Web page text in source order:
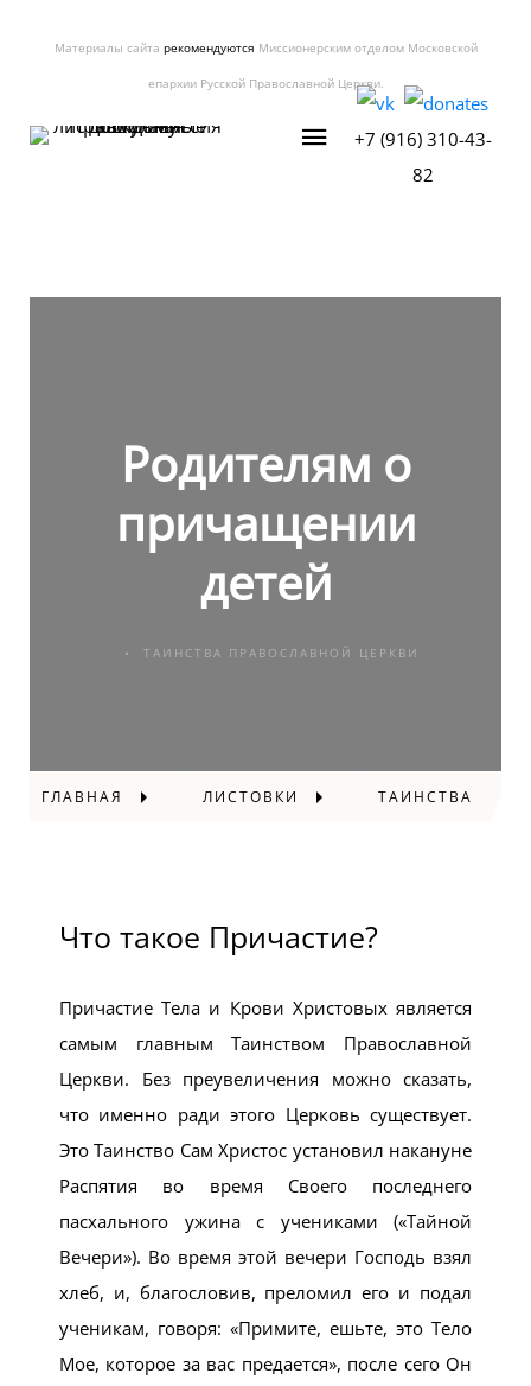
Материалы сайта рекомендуются Миссионерским отделом Московской
епархии Русской Православной Церкви.
+7 (916) 310-43-
82
Родителям о
причащении
детей
ТАИНСТВА ПРАВОСЛАВНОЙ ЦЕРКВИ
ГЛАВНАЯ ЛИСТОВКИ ТАИНСТВА
Что такое Причастие?
Причастие Тела и Крови Христовых является
самым главным Таинством Православной
Церкви. Без преувеличения можно сказать,
что именно ради этого Церковь существует.
Это Таинство Сам Христос установил накануне
Распятия во время Своего последнего
пасхального ужина с учениками («Тайной
Вечери»). Во время этой вечери Господь взял
хлеб, и, благословив, преломил его и подал
ученикам, говоря: «Примите, ешьте, это Тело
Мое, которое за вас предается», после сего Он